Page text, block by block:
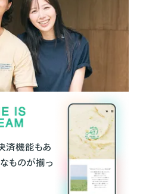
済機能もあ
ものが揃っ